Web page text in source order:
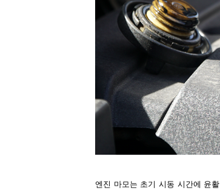
엔진 마모는 초기 시동 시간에 윤